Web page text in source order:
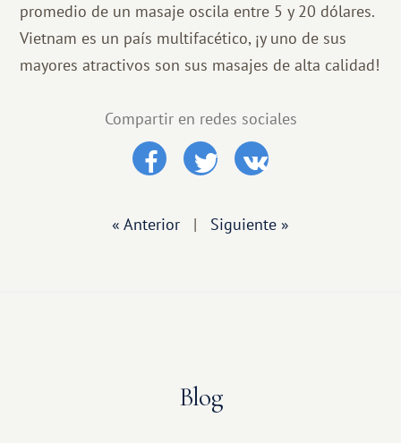
promedio de un masaje oscila entre 5 y 20 dólares.
Vietnam es un país multifacético, ¡y uno de sus
mayores atractivos son sus masajes de alta calidad!
Compartir en redes sociales
« Anterior | Siguiente »
Blog